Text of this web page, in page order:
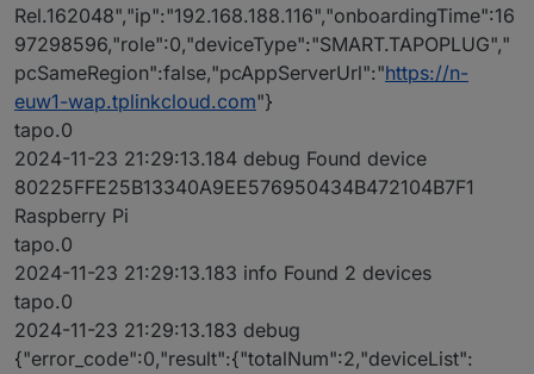
Rel.162048","ip":"192.168.188.116","onboardingTime":16
97298596,"role":0,"deviceType":"SMART.TAPOPLUG","
pcSameRegion":false,"pcAppServerUrl":"https://n-
euw1-wap.tplinkcloud.com"}
tapo.0
2024-11-23 21:29:13.184 debug Found device
80225FFE25B13340A9EE576950434B472104B7F1
Raspberry Pi
tapo.0
2024-11-23 21:29:13.183 info Found 2 devices
tapo.0
2024-11-23 21:29:13.183 debug
{"error_code":0,"result":{"totalNum":2,"deviceList":